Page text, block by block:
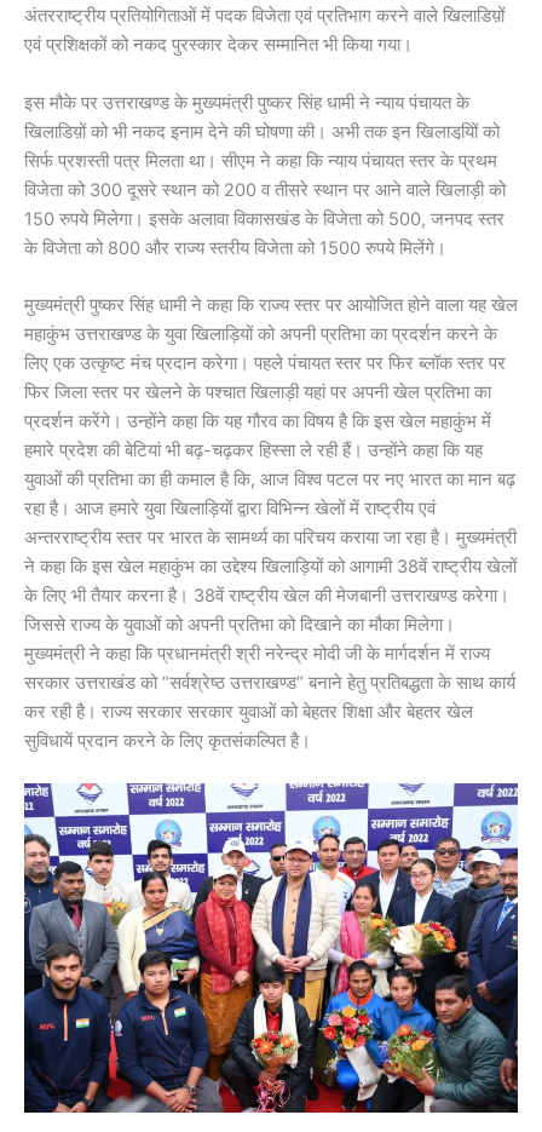
अंतरराष्ट्रीय प्रतियोगिताओं में पदक विजेता एवं प्रतिभाग करने वाले खिलाडिय़ों
एवं प्रशिक्षकों को नकद पुरस्कार देकर सम्मानित भी किया गया।
इस मौके पर उत्तराखण्ड के मुख्यमंत्री पुष्कर सिंह धामी ने न्याय पंचायत के
खिलाडिय़ों को भी नकद इनाम देने की घोषणा की। अभी तक इन खिलाडयि़ों को
सिर्फ प्रशस्ती पत्र मिलता था। सीएम ने कहा कि न्याय पंचायत स्तर के प्रथम
विजेता को 300 दूसरे स्थान को 200 व तीसरे स्थान पर आने वाले खिलाड़ी को
150 रुपये मिलेगा। इसके अलावा विकासखंड के विजेता को 500, जनपद स्तर
के विजेता को 800 और राज्य स्तरीय विजेता को 1500 रुपये मिलेंगे।
मुख्यमंत्री पुष्कर सिंह धामी ने कहा कि राज्य स्तर पर आयोजित होने वाला यह खेल
महाकुंभ उत्तराखण्ड के युवा खिलाड़ियों को अपनी प्रतिभा का प्रदर्शन करने के
लिए एक उत्कृष्ट मंच प्रदान करेगा। पहले पंचायत स्तर पर फिर ब्लॉक स्तर पर
फिर जिला स्तर पर खेलने के पश्चात खिलाड़ी यहां पर अपनी खेल प्रतिभा का
प्रदर्शन करेंगे। उन्होंने कहा कि यह गौरव का विषय है कि इस खेल महाकुंभ में
हमारे प्रदेश की बेटियां भी बढ़-चढ़कर हिस्सा ले रही हैं। उन्होंने कहा कि यह
युवाओं की प्रतिभा का ही कमाल है कि, आज विश्व पटल पर नए भारत का मान बढ़
रहा है। आज हमारे युवा खिलाड़ियों द्वारा विभिन्न खेलों में राष्ट्रीय एवं
अन्तरराष्ट्रीय स्तर पर भारत के सामर्थ्य का परिचय कराया जा रहा है। मुख्यमंत्री
ने कहा कि इस खेल महाकुंभ का उद्देश्य खिलाड़ियों को आगामी 38वें राष्ट्रीय खेलों
के लिए भी तैयार करना है। 38वें राष्ट्रीय खेल की मेजबानी उत्तराखण्ड करेगा।
जिससे राज्य के युवाओं को अपनी प्रतिभा को दिखाने का मौका मिलेगा।
मुख्यमंत्री ने कहा कि प्रधानमंत्री श्री नरेन्द्र मोदी जी के मार्गदर्शन में राज्य
सरकार उत्तराखंड को “सर्वश्रेष्ठ उत्तराखण्ड“ बनाने हेतु प्रतिबद्धता के साथ कार्य
कर रही है। राज्य सरकार सरकार युवाओं को बेहतर शिक्षा और बेहतर खेल
सुविधायें प्रदान करने के लिए कृतसंकल्पित है।